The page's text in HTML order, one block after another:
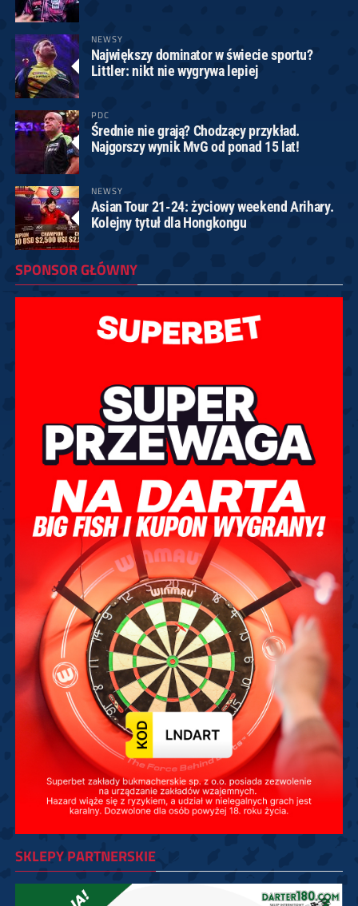
NEWSY
Największy dominator w świecie sportu?
Littler: nikt nie wygrywa lepiej
PDC
Średnie nie grają? Chodzący przykład.
Najgorszy wynik MvG od ponad 15 lat!
NEWSY
Asian Tour 21-24: życiowy weekend Arihary.
Kolejny tytuł dla Hongkongu
SPONSOR GŁÓWNY
SKLEPY PARTNERSKIE